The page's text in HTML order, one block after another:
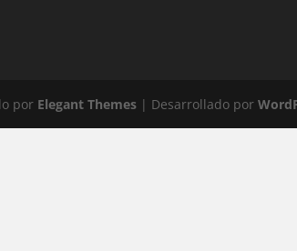
por Elegant Themes| Desarrollado por